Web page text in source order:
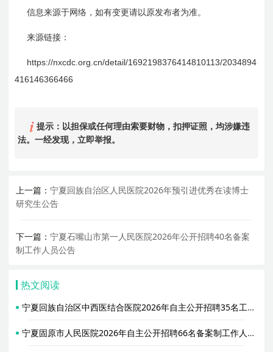
信息来源于网络，如有变更请以原发布者为准。
来源链接：
https://nxcdc.org.cn/detail/1692198376414810113/2034894
416146366466
提示：以担保或任何理由索要财物，扣押证照，均涉嫌违
法。一经发现，立即举报。
上一篇：宁夏回族自治区人民医院2026年预引进优秀在读博士
研究生公告
下一篇：宁夏石嘴山市第一人民医院2026年公开招聘40名备案
制工作人员公告
热文阅读
宁夏回族自治区中西医结合医院2026年自主公开招聘35名工作人员公告
宁夏固原市人民医院2026年自主公开招聘66名备案制工作人员公告